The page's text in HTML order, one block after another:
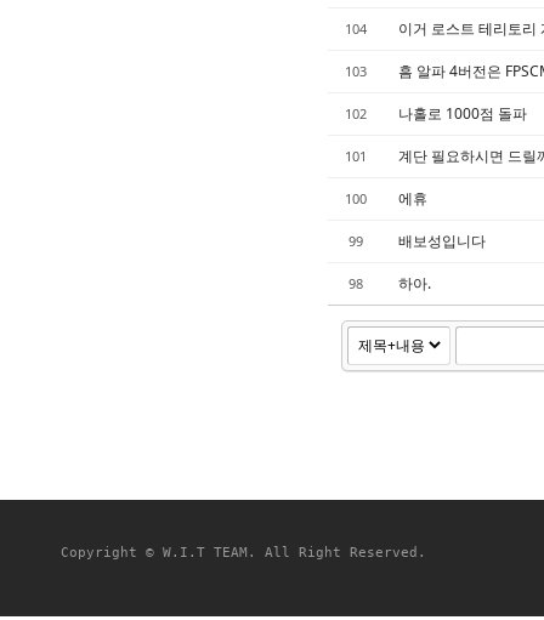
104 이거 로스트 테리토리
103 흠 알파 4버전은
102 나홀로 1000점 돌파
101 계단 필요하시면 드릴
100 에휴
99 배보성입니다
98 하아.
Copyright © W.I.T TEAM. All Right Reserved.